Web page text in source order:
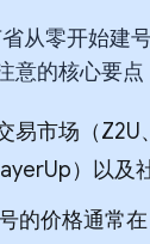
从零开始建
意的核心要点
易市场（
）以及
的价格通常